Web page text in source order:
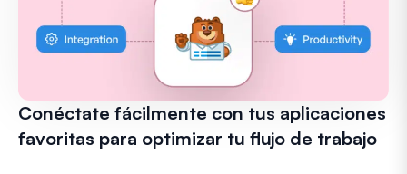
Conéctate fácilmente con tus aplicaciones
favoritas para optimizar tu flujo de trabajo